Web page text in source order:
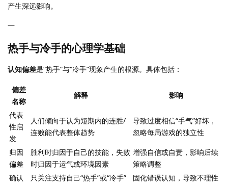
产生深远影响。
—
热手与冷手的心理学基础
认知偏差是“热手”与“冷手”现象产生的根源。具体包括：
偏差
名称
解释 影响
代表
性启
发
人们倾向于认为短期内的连胜/
连败能代表整体趋势
导致过度相信“手气”好坏，
忽略每局游戏的独立性
归因
偏差
胜利时归因于自己的技能，失败
时归因于运气或环境因素
增强自信或自责，影响后续
策略调整
确认
只关注支持自己“热手”或“冷手”
固化错误认知，导致不理性